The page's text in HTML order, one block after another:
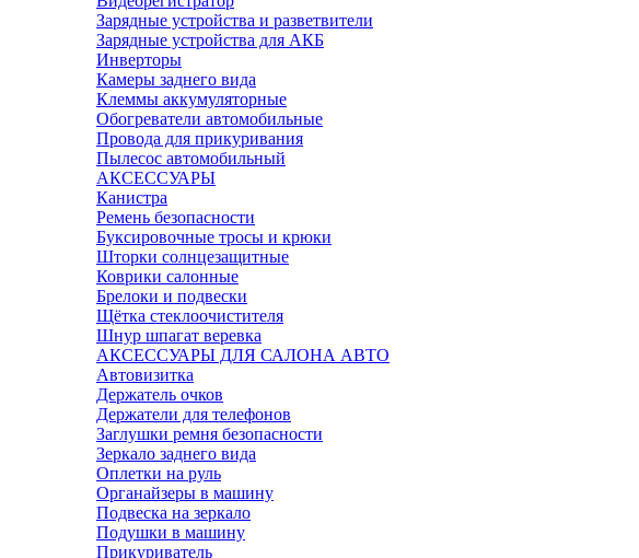
Зарядные устройства и разветвители
Зарядные устройства для АКБ
Инверторы
Камеры заднего вида
Клеммы аккумуляторные
Обогреватели автомобильные
Провода для прикуривания
Пылесос автомобильный
АКСЕССУАРЫ
Канистра
Ремень безопасности
Буксировочные тросы и крюки
Шторки солнцезащитные
Коврики салонные
Брелоки и подвески
Щётка стеклоочистителя
Шнур шпагат веревка
АКСЕССУАРЫ ДЛЯ САЛОНА АВТО
Автовизитка
Держатель очков
Держатели для телефонов
Заглушки ремня безопасности
Зеркало заднего вида
Оплетки на руль
Органайзеры в машину
Подвеска на зеркало
Подушки в машину
Прикуриватель